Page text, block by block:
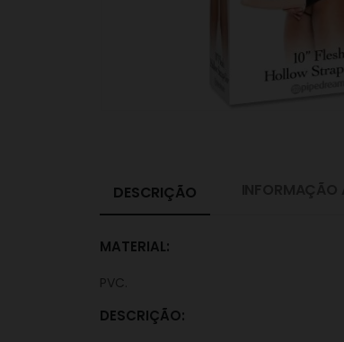
DESCRIÇÃO
MATERIAL:
PVC.
DESCRIÇÃO: